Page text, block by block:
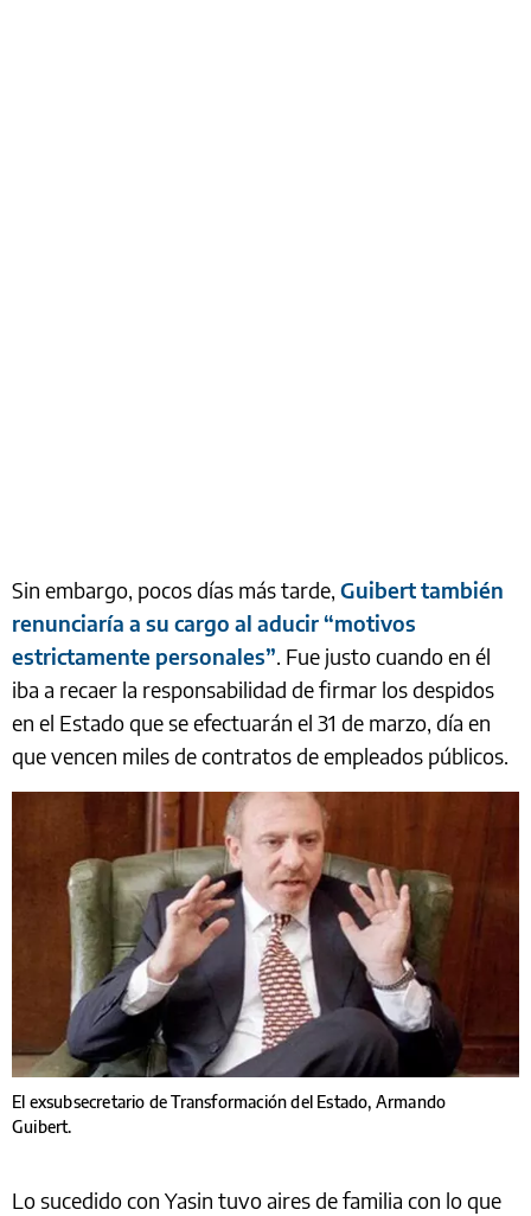
Sin embargo, pocos días más tarde, Guibert también
renunciaría a su cargo al aducir “motivos
estrictamente personales”. Fue justo cuando en él
iba a recaer la responsabilidad de firmar los despidos
en el Estado que se efectuarán el 31 de marzo, día en
que vencen miles de contratos de empleados públicos.
El exsubsecretario de Transformación del Estado, Armando
Guibert.
Lo sucedido con Yasin tuvo aires de familia con lo que